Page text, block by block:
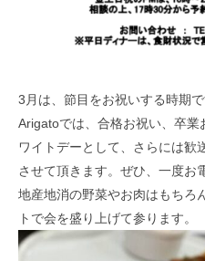
3月は、節目をお祝いする時期で
Arigatoでは、合格お祝い、卒
ワイトデーとして、さらには歓
させて頂きます。ぜひ、一度お
地産地消の野菜やお肉はもちろ
トで会を盛り上げて参ります。